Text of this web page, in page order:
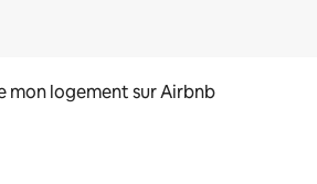
mon logement sur Airbnb